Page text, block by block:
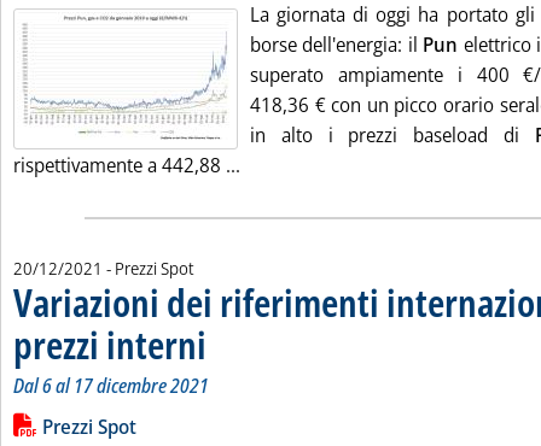
La giornata di oggi ha portato
borse dell'energia: il Pun elettrico
superato ampiamente i 400
418,36 € con un picco orario
in alto i prezzi baseload di
rispettivamente a 442,88 ...
20/12/2021 - Prezzi Spot
Variazioni dei riferimenti
prezzi interni
Dal 6 al 17 dicembre 2021
Leggi tutta la notizia: 'Variazioni dei riferimenti
Lista allegati PDF alla notizia
Prezzi Spot